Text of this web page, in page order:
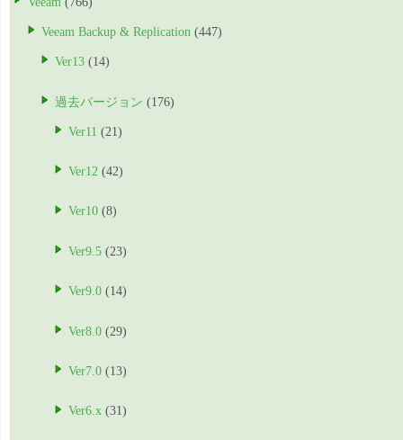
Veeam Backup & Replication (447)
Ver13 (14)
過去バージョン (176)
Ver11 (21)
Ver12 (42)
Ver10 (8)
Ver9.5 (23)
Ver9.0 (14)
Ver8.0 (29)
Ver7.0 (13)
Ver6.x (31)